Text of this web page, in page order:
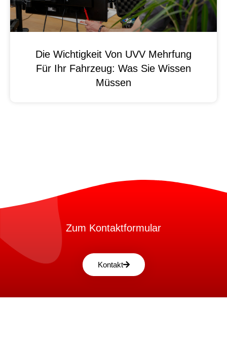
Die Wichtigkeit Von UVV Mehrfung
Für Ihr Fahrzeug: Was Sie Wissen
Müssen
Zum Kontaktformular
Kontakt